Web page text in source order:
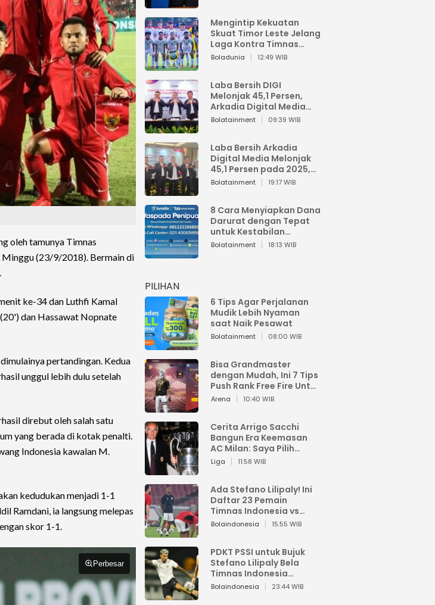
oleh tamunya Timnas
Minggu (23/9/2018). Bermain di
ke-34 dan Luthfi Kamal
dan Hassawat Nopnate
pertandingan. Kedua
unggul lebih dulu setelah
direbut oleh salah satu
yang berada di kotak penalti.
Indonesia kawalan M.
kedudukan menjadi 1-1
Ramdani, ia langsung melepas
skor 1-1.
Perbesar
Mengintip Kekuatan
Skuat Timor Leste Jelang
Laga Kontra Timnas
Indonesia di Piala AFF
Boladunia 12:49 WIB
Laba Bersih DIGI
Melonjak 45,1 Persen,
Arkadia Digital Media
Perkuat Bisnis AI dan
Bolatainment 09:39 WIB
Laba Bersih Arkadia
Digital Media Melonjak
45,1 Persen pada 2025,
Sentuh Rp1,76 Miliar
Bolatainment 19:17 WIB
8 Cara Menyiapkan Dana
Darurat dengan Tepat
untuk Kestabilan
Keuangan
Bolatainment 18:13 WIB
PILIHAN
6 Tips Agar Perjalanan
Mudik Lebih Nyaman
saat Naik Pesawat
Bolatainment 08:00 WIB
Bisa Grandmaster
dengan Mudah, Ini 7 Tips
Push Rank Free Fire Untuk
Pemula
Arena 10:40 WIB
Cerita Arrigo Sacchi
Bangun Era Keemasan
AC Milan: Saya Pilih
Pemain dari Isi Otaknya
Liga 11:58 WIB
Ada Stefano Lilipaly! Ini
Daftar 23 Pemain
Timnas Indonesia vs
China
Bolaindonesia 15:55 WIB
PDKT PSSI untuk Bujuk
Stefano Lilipaly Bela
Timnas Indonesia
Berakhir Berantakan
Bolaindonesia 23:44 WIB